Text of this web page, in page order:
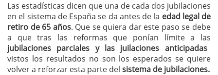
Las estadísticas dicen que una de cada dos jubilaciones
en el sistema de España se da antes de la edad legal de
retiro de 65 años. Que se quiera dar este paso se debe
a que tras las reformas que ponían límite a las
jubilaciones parciales y las juilaciones anticipadas
vistos los resultados no son los esperados se quiere
volver a reforzar esta parte del sistema de jubilaciones.